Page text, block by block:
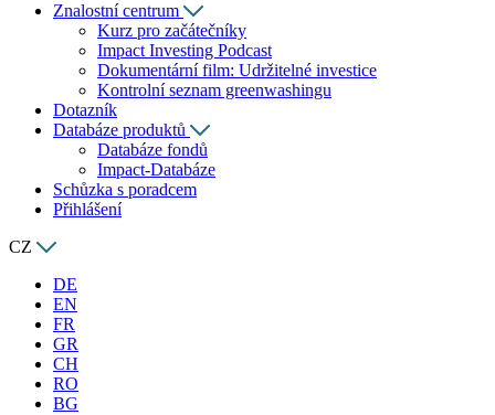
Znalostní centrum
Kurz pro začátečníky
Impact Investing Podcast
Dokumentární film: Udržitelné investice
Kontrolní seznam greenwashingu
Dotazník
Databáze produktů
Databáze fondů
Impact-Databáze
Schůzka s poradcem
Přihlášení
CZ
DE
EN
FR
GR
CH
RO
BG